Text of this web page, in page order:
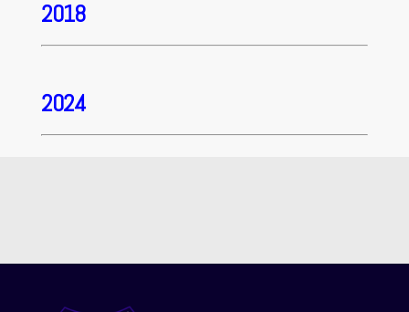
2018
2024